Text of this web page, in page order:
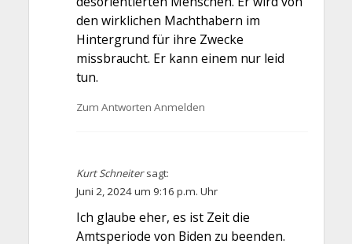
den wirklichen Machthabern im
Hintergrund für ihre Zwecke
missbraucht. Er kann einem nur leid
tun.
Zum Antworten Anmelden
Kurt Schneiter sagt:
Juni 2, 2024 um 9:16 p.m. Uhr
Ich glaube eher, es ist Zeit die
Amtsperiode von Biden zu beenden.